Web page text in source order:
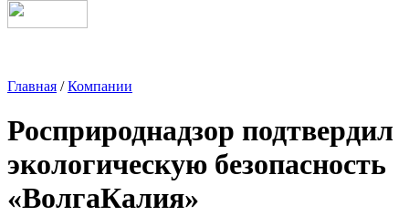
Главная /Компании
Росприроднадзор подтвердил
экологическую безопасность
«ВолгаКалия»